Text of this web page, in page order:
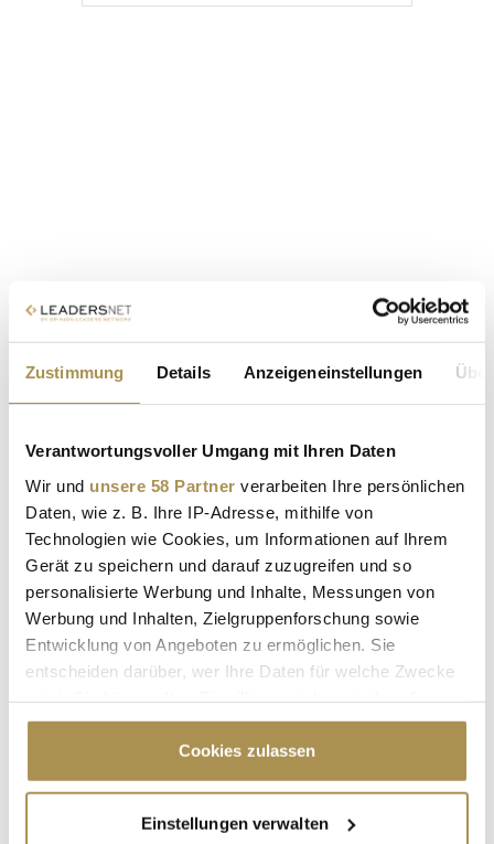
Zustimmung Details Anzeigeneinstellungen
Verantwortungsvoller Umgang mit Ihren Daten
Wir und unsere 58 Partner verarbeiten Ihre persönlichen
Daten, wie z. B. Ihre IP-Adresse, mithilfe von
Technologien wie Cookies, um Informationen auf Ihrem
Gerät zu speichern und darauf zuzugreifen und so
personalisierte Werbung und Inhalte, Messungen von
Werbung und Inhalten, Zielgruppenforschung sowie
Entwicklung von Angeboten zu ermöglichen. Sie
entscheiden darüber, wer Ihre Daten für welche Zwecke
Cookie-Erklärung oder durch Klicken auf das Privacy
Trigger Symbol ändern oder widerrufen
Informationen über Ihre geografische Lage
Cookies zulassen
Einstellungen verwalten